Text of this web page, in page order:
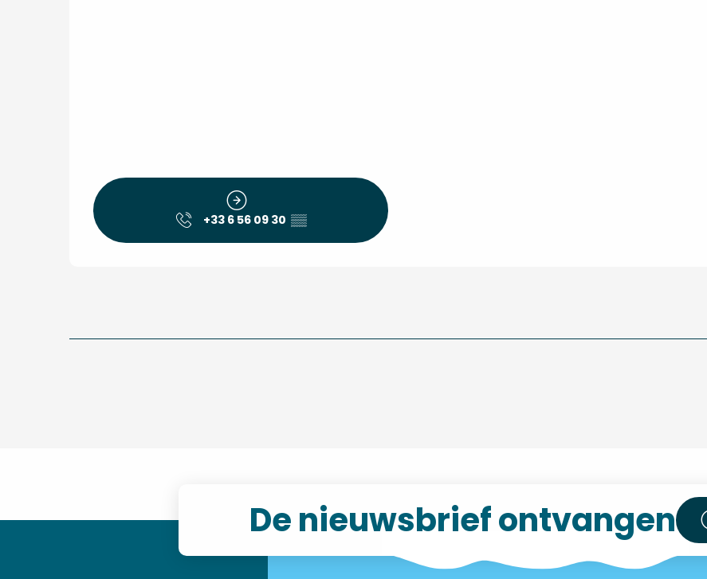
+33 6 56 09 30 ▒▒
De nieuwsbrief ontvangen